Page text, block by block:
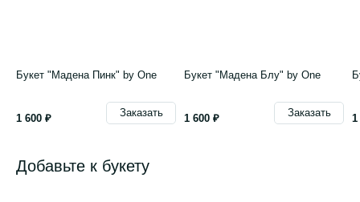
Букет "Мадена Пинк" by One
1 600 ₽ Заказать
Букет "Мадена Блу" by One
1 600 ₽ Заказать 1
Добавьте к букету